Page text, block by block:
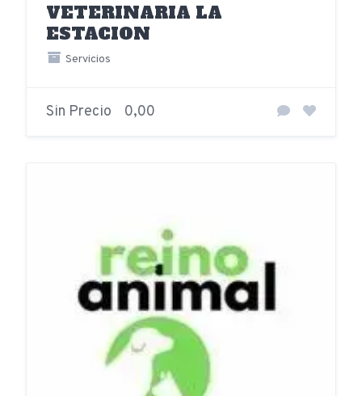
VETERINARIA LA
ESTACION
Servicios
Sin Precio 0,00